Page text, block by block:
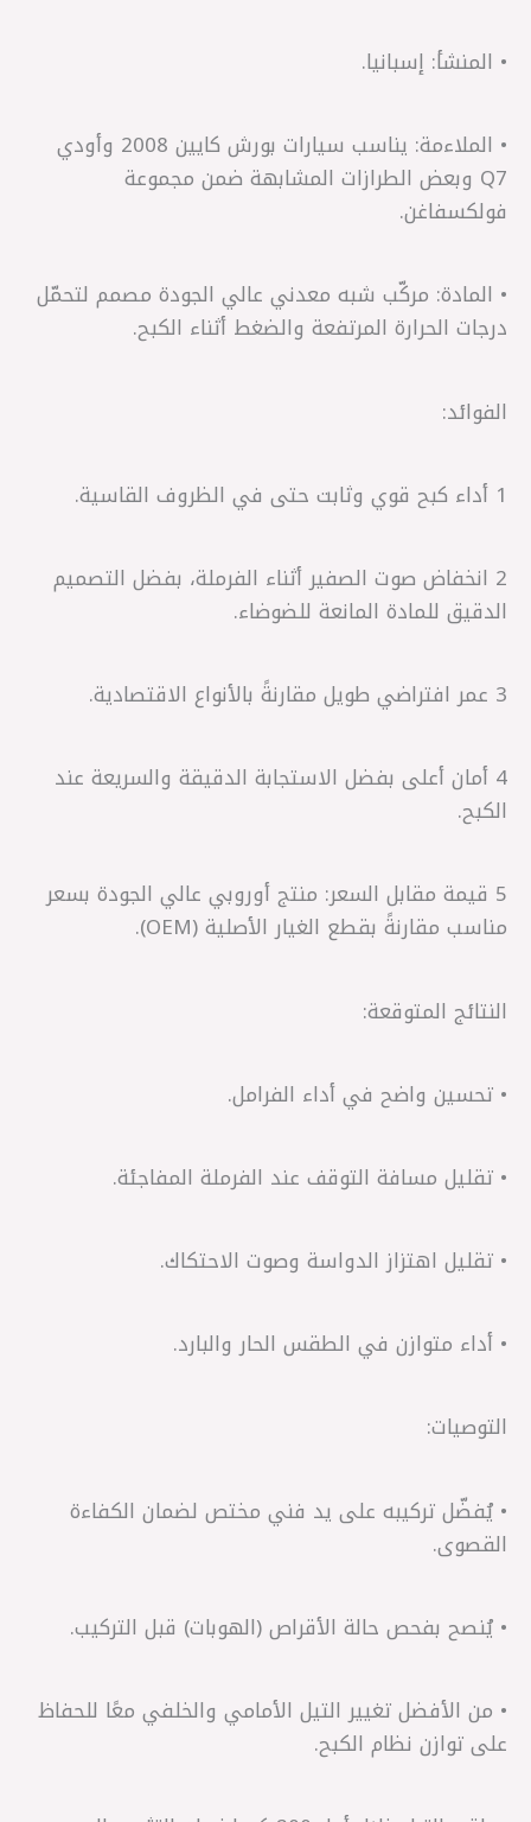
• المنشأ: إسبانيا.
• الملاءمة: يناسب سيارات بورش كايين 2008 وأودي
Q7 وبعض الطرازات المشابهة ضمن مجموعة
فولكسفاغن.
• المادة: مركّب شبه معدني عالي الجودة مصمم لتحمّل
درجات الحرارة المرتفعة والضغط أثناء الكبح.
الفوائد:
1 أداء كبح قوي وثابت حتى في الظروف القاسية.
2 انخفاض صوت الصفير أثناء الفرملة، بفضل التصميم
الدقيق للمادة المانعة للضوضاء.
3 عمر افتراضي طويل مقارنةً بالأنواع الاقتصادية.
4 أمان أعلى بفضل الاستجابة الدقيقة والسريعة عند
الكبح.
5 قيمة مقابل السعر: منتج أوروبي عالي الجودة بسعر
مناسب مقارنةً بقطع الغيار الأصلية (OEM).
النتائج المتوقعة:
• تحسين واضح في أداء الفرامل.
• تقليل مسافة التوقف عند الفرملة المفاجئة.
• تقليل اهتزاز الدواسة وصوت الاحتكاك.
• أداء متوازن في الطقس الحار والبارد.
التوصيات:
• يُفضّل تركيبه على يد فني مختص لضمان الكفاءة
القصوى.
• يُنصح بفحص حالة الأقراص (الهوبات) قبل التركيب.
• من الأفضل تغيير التيل الأمامي والخلفي معًا للحفاظ
على توازن نظام الكبح.